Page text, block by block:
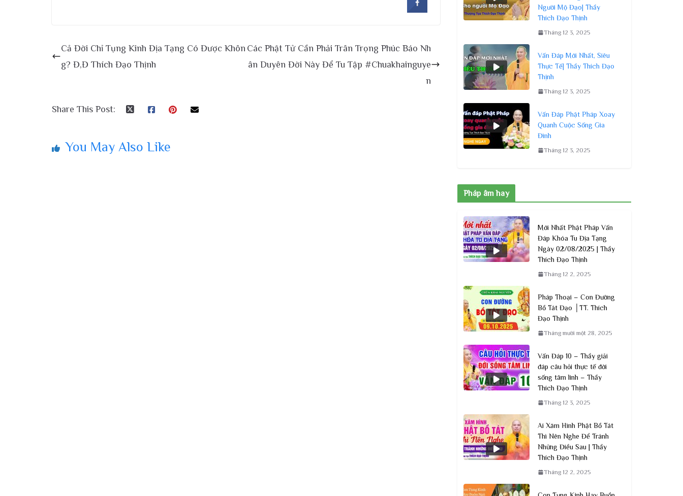
Cả Đời Chỉ Tụng Kinh Địa Tạng Có Được Khôn
g? Đ,Đ Thích Đạo Thịnh
Các Phật Tử Cần Phải Trân Trọng Phúc Báo Nh
ân Duyên Đời Này Để Tu Tập #Chuakhainguye
n
Share This Post:
You May Also Like
Người Mộ Đạo| Thầy
Thích Đạo Thịnh
Tháng 12 3, 2025
Vấn Đáp Mới Nhất, Siêu
Thực Tế| Thầy Thích Đạo
Thịnh
Tháng 12 3, 2025
Vấn Đáp Phật Pháp Xoay
Quanh Cuộc Sống Gia
Đình
Tháng 12 3, 2025
Pháp âm hay
Mới Nhất Phật Pháp Vấn
Đáp Khóa Tu Địa Tạng
Ngày 02/08/2025 | Thầy
Thích Đạo Thịnh
Tháng 12 2, 2025
Pháp Thoại – Con Đường
Bồ Tát Đạo │TT. Thích
Đạo Thịnh
Tháng mười một 28, 2025
Vấn Đáp 10 – Thầy giải
đáp câu hỏi thực tế đời
sống tâm linh – Thầy
Thích Đạo Thịnh
Tháng 12 3, 2025
Ai Xăm Hình Phật Bồ Tát
Thì Nên Nghe Để Tránh
Những Điều Sau | Thầy
Thích Đạo Thịnh
Tháng 12 2, 2025